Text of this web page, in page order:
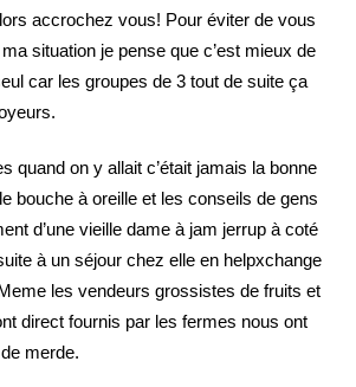
accrochez vous! Pour éviter de vous
situation je pense que c’est mieux de
car les groupes de 3 tout de suite ça
quand on y allait c’était jamais la bonne
bouche à oreille et les conseils de gens
d’une vieille dame à jam jerrup à coté
à un séjour chez elle en helpxchange
les vendeurs grossistes de fruits et
direct fournis par les fermes nous ont
merde.